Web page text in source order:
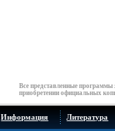
Все представленные
приобретении официальных
Информация Литература